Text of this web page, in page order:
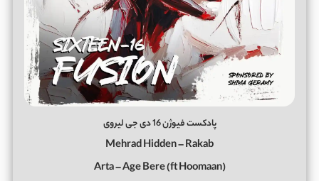
پادکست فیوژن 16 دی جی لیروی
Mehrad Hidden – Rakab
Arta – Age Bere (ft Hoomaan)